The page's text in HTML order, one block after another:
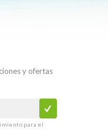
y ofertas
para el